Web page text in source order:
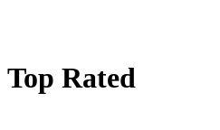
Top Rated